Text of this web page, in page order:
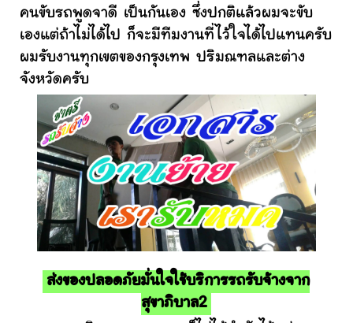
คนขับรถพูดจาดี เป็นกันเอง ซึ่งปกติแล้วผมจะขับ
เองแต่ถ้าไม่ได้ไป ก็จะมีทีมงานที่ไว้ใจได้ไปแทนครับ
ผมรับงานทุกเขตของกรุงเทพ ปริมณฑลและต่าง
จังหวัดครับ
ส่งของปลอดภัยมั่นใจใช้บริการรถรับจ้างจาก
สุขาภิบาล2